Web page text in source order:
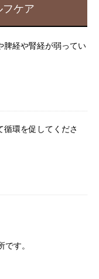
フケア
脾経や腎経が弱ってい
環を促してくださ
す。